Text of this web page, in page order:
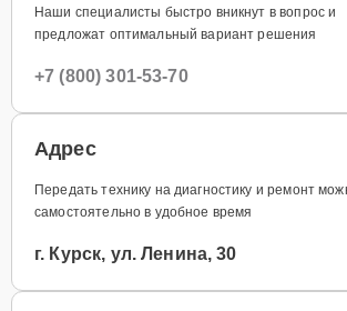
Наши специалисты быстро вникнут в вопрос и
предложат оптимальный вариант решения
+7 (800) 301-53-70
Адрес
Передать технику на диагностику и ремонт
самостоятельно в удобное время
г. Курск, ул. Ленина, 30